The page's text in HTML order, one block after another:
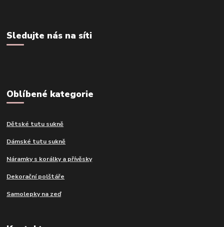
Sledujte nás na síti
Oblíbené kategorie
Dětské tutu sukně
Dámské tutu sukně
Náramky s korálky a přívěsky
Dekorační polštáře
Samolepky na zeď